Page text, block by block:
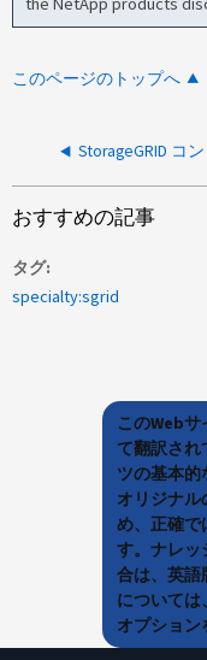
このページのトップへ
おすすめの記事
タグ
specialty:sgrid
このWeb
て翻訳され
ツの基本的
オリジナル
め、正確で
す。ナレッ
合は、英語
について
オプション